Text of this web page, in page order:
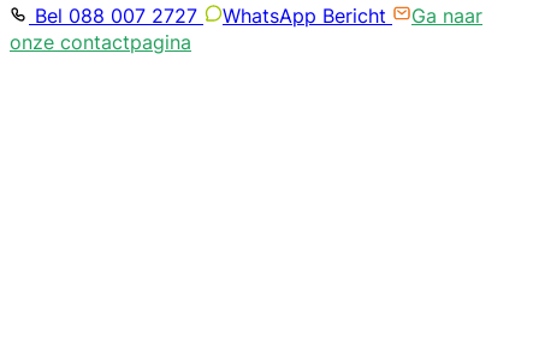
Bel 088 007 2727
WhatsApp Bericht
Ga naar
onze contactpagina